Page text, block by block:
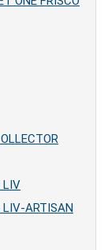
LIV
ARTISAN